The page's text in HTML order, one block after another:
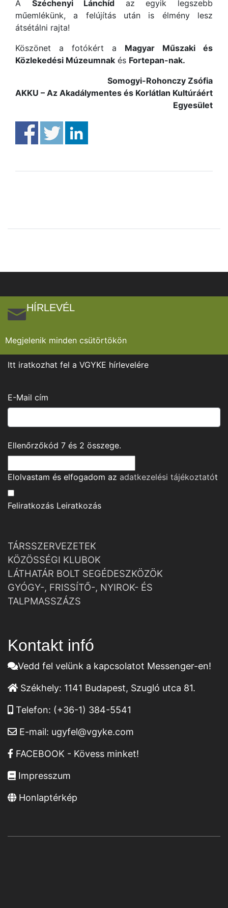
A Széchenyi Lánchíd az egyik legszebb
műemlékünk, a felújítás után is élmény lesz
átsétálni rajta!
Köszönet a fotókért a Magyar Műszaki és
Közlekedési Múzeumnak és Fortepan-nak.
Somogyi-Rohonczy Zsófia
AKKU – Az Akadálymentes és Korlátlan Kultúráért
Egyesület
HÍRLEVÉL
Megjelenik minden csütörtökön
Itt iratkozhat fel a VGYKE hírlevelére
E-Mail cím
Ellenőrzőkód 7 és 2 összege.
Elolvastam és elfogadom az adatkezelési tájékoztatót
Feliratkozás Leiratkozás
TÁRSSZERVEZETEK
KÖZÖSSÉGI KLUBOK
LÁTHATÁR BOLT SEGÉDESZKÖZÖK
GYÓGY-, FRISSÍTŐ-, NYIROK- ÉS
TALPMASSZÁZS
Kontakt infó
Vedd fel velünk a kapcsolatot Messenger-en!
Székhely: 1141 Budapest, Szugló utca 81.
Telefon: (+36-1) 384-5541
E-mail: ugyfel@vgyke.com
FACEBOOK - Kövess minket!
Impresszum
Honlaptérkép